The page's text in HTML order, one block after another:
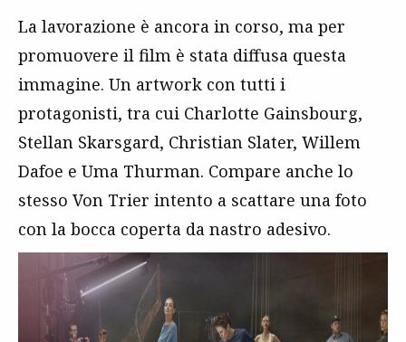
La lavorazione è ancora in corso, ma per
promuovere il film è stata diffusa questa
immagine. Un artwork con tutti i
protagonisti, tra cui Charlotte Gainsbourg,
Stellan Skarsgard, Christian Slater, Willem
Dafoe e Uma Thurman. Compare anche lo
stesso Von Trier intento a scattare una foto
con la bocca coperta da nastro adesivo.